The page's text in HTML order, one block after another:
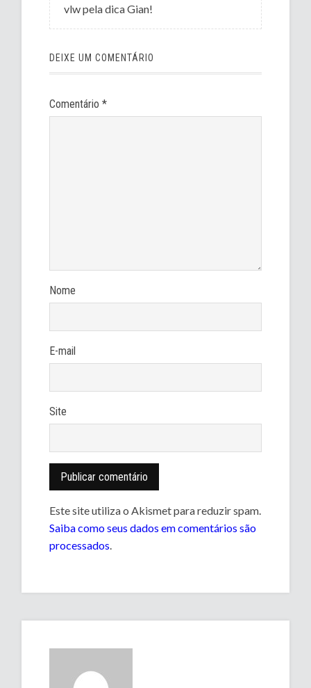
vlw pela dica Gian!
DEIXE UM COMENTÁRIO
Comentário*
Nome
E-mail
Site
Este site utiliza o Akismet para reduzir spam.
Saiba como seus dados em comentários são
processados.